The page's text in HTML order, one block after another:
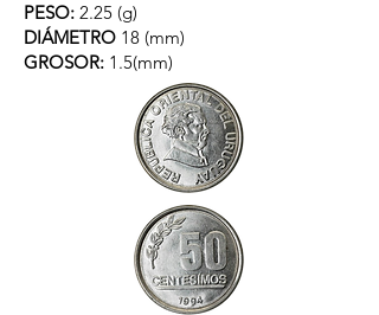
PESO: 2.25 (g)
DIÁMETRO 18 (mm)
GROSOR: 1.5(mm)